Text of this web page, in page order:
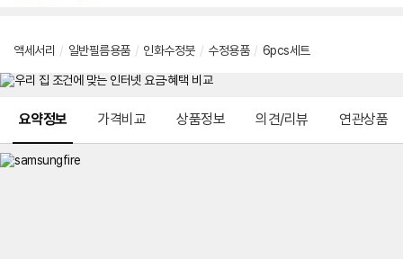
액세서리 / 일반필름용품 / 인화수정붓 / 수정용품 / 6pcs세트
요약정보 가격비교 상품정보 의견/리뷰 연관상품